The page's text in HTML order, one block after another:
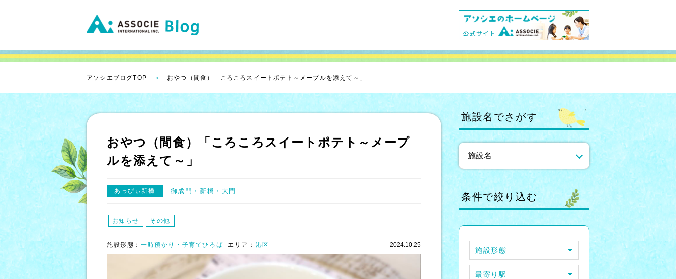
アソシエブログTOP おやつ（間食）「ころころスイートポテト～メープルを添えて～」
おやつ（間食）「ころころスイートポテト～メープ
ルを添えて～」
あっぴぃ新橋 御成門・新橋・大門
お知らせ その他
施設形態： 一時預かり・子育てひろば エリア： 港区 2024.10.25
施設名でさがす
条件で絞り込む
施設形態
最寄り駅